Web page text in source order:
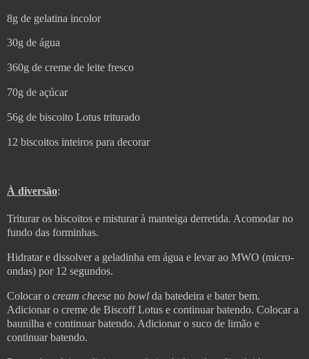
8g de gelatina incolor
30g de água
360g de creme de leite fresco
70g de açúcar
56g de biscoito Lotus triturado
12 biscoitos inteiros para decorar
À diversão:
Triturar os biscoitos e misturar à manteiga derretida. Acomodar no
fundo das forminhas.
Hidratar e dissolver a geladinha em água e levar ao MWO (micro-
ondas) por 12 segundos.
Colocar o cream cheese no bowl da batedeira e bater bem.
Adicionar o creme de Biscoff Lotus e continuar batendo. Colocar a
baunilha e continuar batendo. Adicionar o suco de limão e
continuar batendo.